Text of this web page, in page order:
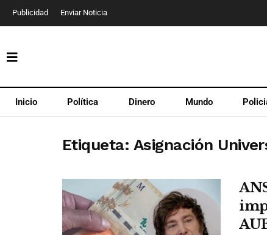
Publicidad Enviar Noticia
Inicio Política Dinero Mundo
Etiqueta: Asignación